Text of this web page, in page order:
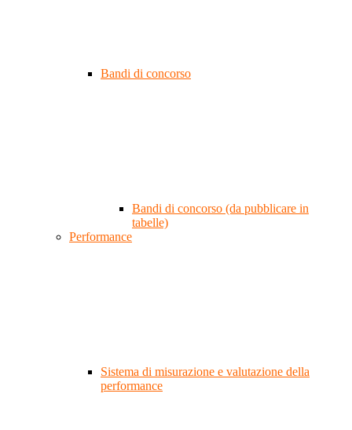
Bandi di concorso
Bandi di concorso (da pubblicare in
tabelle)
Performance
Sistema di misurazione e valutazione della
performance